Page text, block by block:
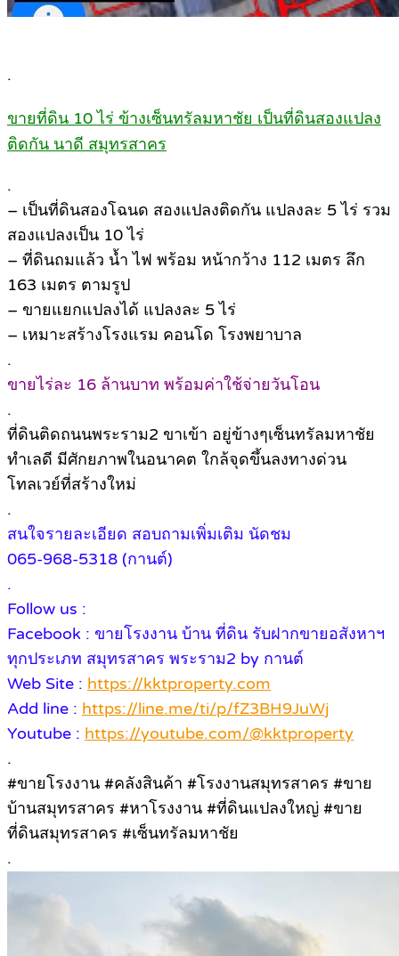
.
ขายที่ดิน 10 ไร่ ข้างเซ็นทรัลมหาชัย เป็นที่ดินสองแปลง
ติดกัน นาดี สมุทรสาคร
.
– เป็นที่ดินสองโฉนด สองแปลงติดกัน แปลงละ 5 ไร่ รวม
สองแปลงเป็น 10 ไร่
– ที่ดินถมแล้ว น้ำ ไฟ พร้อม หน้ากว้าง 112 เมตร ลึก
163 เมตร ตามรูป
– ขายแยกแปลงได้ แปลงละ 5 ไร่
– เหมาะสร้างโรงแรม คอนโด โรงพยาบาล
.
ขายไร่ละ 16 ล้านบาท พร้อมค่าใช้จ่ายวันโอน
.
ที่ดินติดถนนพระราม2 ขาเข้า อยู่ข้างๆเซ็นทรัลมหาชัย
ทำเลดี มีศักยภาพในอนาคต ใกล้จุดขึ้นลงทางด่วน
โทลเวย์ที่สร้างใหม่
.
สนใจรายละเอียด สอบถามเพิ่มเติม นัดชม
065-968-5318 (กานต์)
.
Follow us :
Facebook : ขายโรงงาน บ้าน ที่ดิน รับฝากขายอสังหาฯ
ทุกประเภท สมุทรสาคร พระราม2 by กานต์
Web Site : https://kktproperty.com
Add line : https://line.me/ti/p/fZ3BH9JuWj
Youtube : https://youtube.com/@kktproperty
.
#ขายโรงงาน #คลังสินค้า #โรงงานสมุทรสาคร #ขาย
บ้านสมุทรสาคร #หาโรงงาน #ที่ดินแปลงใหญ่ #ขาย
ที่ดินสมุทรสาคร #เซ็นทรัลมหาชัย
.